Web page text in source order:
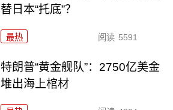
替日本“托底”？
最热 阅读 5591
特朗普“黄金舰队”：2750亿美金
堆出海上棺材